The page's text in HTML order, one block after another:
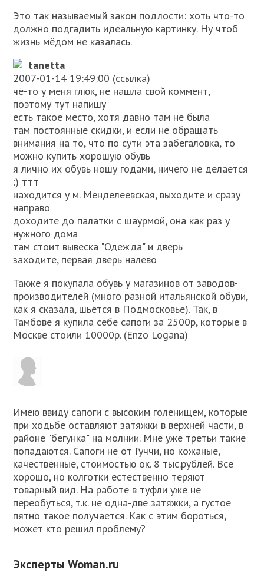
Это так называемый закон подлости: хоть что-то
должно подгадить идеальную картинку. Ну чтоб
жизнь мёдом не казалась.
tanetta
2007-01-14 19:49:00 (ссылка)
чё-то у меня глюк, не нашла свой коммент,
поэтому тут напишу
есть такое место, хотя давно там не была
там постоянные скидки, и если не обращать
внимания на то, что по сути эта забегаловка, то
можно купить хорошую обувь
я лично их обувь ношу годами, ничего не делается
:) ттт
находится у м. Менделеевская, выходите и сразу
направо
доходите до палатки с шаурмой, она как раз у
нужного дома
там стоит вывеска "Одежда" и дверь
заходите, первая дверь налево
Также я покупала обувь у магазинов от заводов-
производителей (много разной итальянской обуви,
как я сказала, шьётся в Подмосковье). Так, в
Тамбове я купила себе сапоги за 2500р, которые в
Москве стоили 10000р. (Enzo Logana)
Имею ввиду сапоги с высоким голенищем, которые
при ходьбе оставляют затяжки в верхней части, в
районе "бегунка" на молнии. Мне уже третьи такие
попадаются. Сапоги не от Гуччи, но кожаные,
качественные, стоимостью ок. 8 тыс.рублей. Все
хорошо, но колготки естественно теряют
товарный вид. На работе в туфли уже не
переобуться, т.к. не одна-две затяжки, а густое
пятно такое получается. Как с этим бороться,
может кто решил проблему?
Эксперты Woman.ru